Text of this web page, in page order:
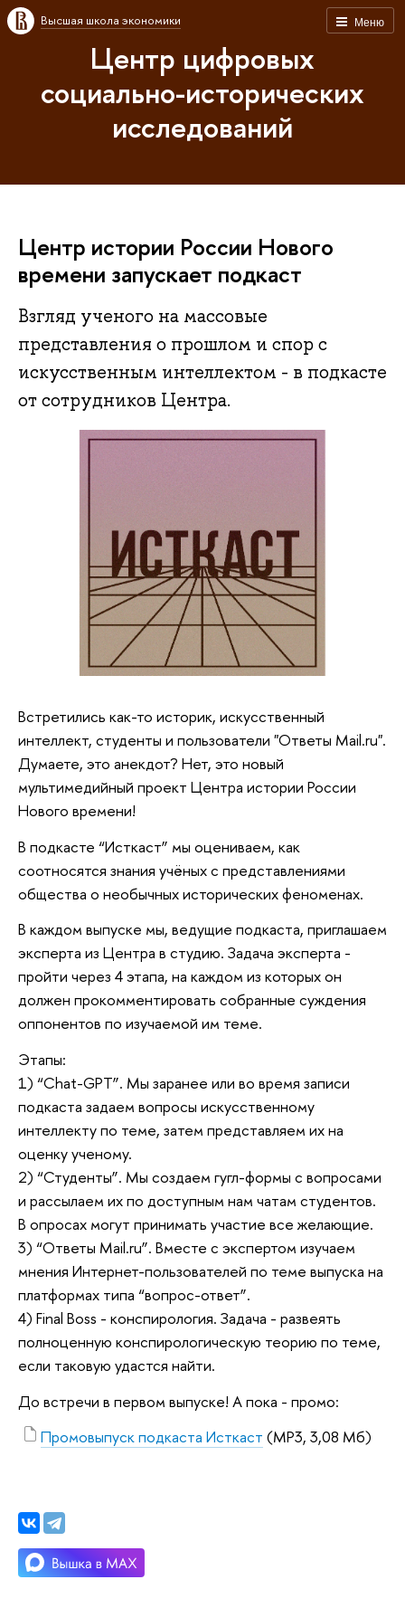
Меню
Высшая школа экономики
Центр цифровых
социально-исторических
исследований
Центр истории России Нового
времени запускает подкаст
Взгляд ученого на массовые
представления о прошлом и спор с
искусственным интеллектом - в подкасте
от сотрудников Центра.
Встретились как-то историк, искусственный
интеллект, студенты и пользователи "Ответы Mail.ru".
Думаете, это анекдот? Нет, это новый
мультимедийный проект Центра истории России
Нового времени!
В подкасте “Исткаст” мы оцениваем, как
соотносятся знания учёных с представлениями
общества о необычных исторических феноменах.
В каждом выпуске мы, ведущие подкаста, приглашаем
эксперта из Центра в студию. Задача эксперта -
пройти через 4 этапа, на каждом из которых он
должен прокомментировать собранные суждения
оппонентов по изучаемой им теме.
Этапы:
1) “Chat-GPT”. Мы заранее или во время записи
подкаста задаем вопросы искусственному
интеллекту по теме, затем представляем их на
оценку ученому.
2) “Студенты”. Мы создаем гугл-формы с вопросами
и рассылаем их по доступным нам чатам студентов.
В опросах могут принимать участие все желающие.
3) “Ответы Mail.ru”. Вместе с экспертом изучаем
мнения Интернет-пользователей по теме выпуска на
платформах типа “вопрос-ответ”.
4) Final Boss - конспирология. Задача - развеять
полноценную конспирологическую теорию по теме,
если таковую удастся найти.
До встречи в первом выпуске! А пока - промо:
Промовыпуск подкаста Исткаст (MP3, 3,08 Мб)